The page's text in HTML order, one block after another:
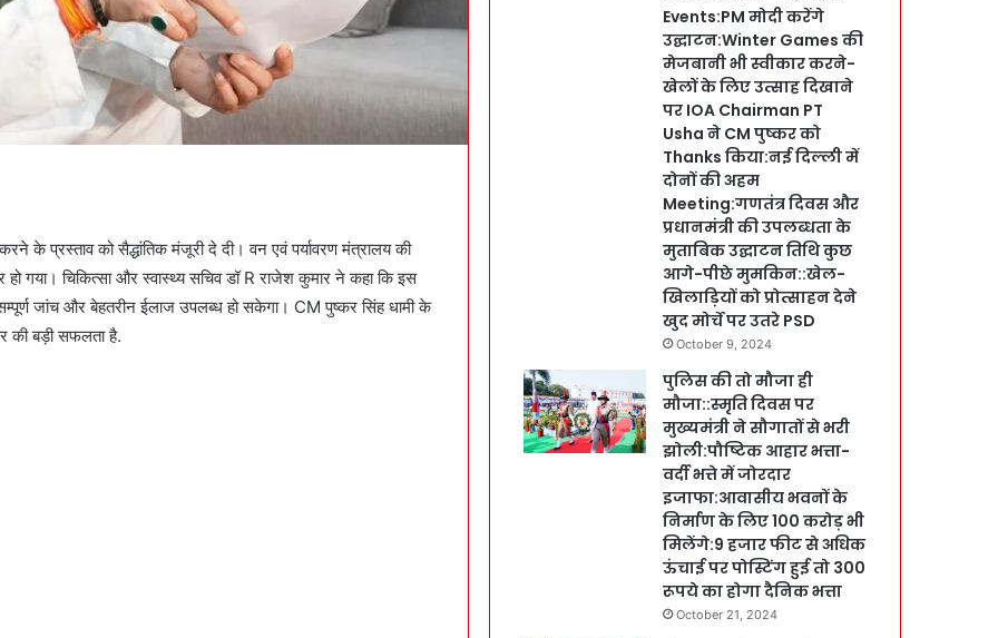
के प्रस्ताव को सैद्धांतिक मंजूरी दे दी। वन एवं पर्यावरण मंत्रालय की
गया। चिकित्सा और स्वास्थ्य सचिव डॉ R राजेश कुमार ने कहा कि इस
जांच और बेहतरीन ईलाज उपलब्ध हो सकेगा। CM पुष्कर सिंह धामी के
की बड़ी सफलता है.
Events:PM मोदी करेंगे
उद्घाटन:Winter Games की
मेजबानी भी स्वीकार करने-
खेलों के लिए उत्साह दिखाने
पर IOA Chairman PT
Usha ने CM पुष्कर को
Thanks किया:नई दिल्ली में
दोनों की अहम
Meeting:गणतंत्र दिवस और
प्रधानमंत्री की उपलब्धता के
मुताबिक उद्घाटन तिथि कुछ
आगे-पीछे मुमकिन::खेल-
खिलाड़ियों को प्रोत्साहन देने
खुद मोर्चे पर उतरे PSD
October 9, 2024
पुलिस की तो मौजा ही
मौजा::स्मृति दिवस पर
मुख्यमंत्री ने सौगातों से भरी
झोली:पौष्टिक आहार भत्ता-
वर्दी भत्ते में जोरदार
इजाफा:आवासीय भवनों के
निर्माण के लिए 100 करोड़ भी
मिलेंगे:9 हजार फीट से अधिक
ऊंचाई पर पोस्टिंग हुई तो 300
रूपये का होगा दैनिक भत्ता
October 21, 2024